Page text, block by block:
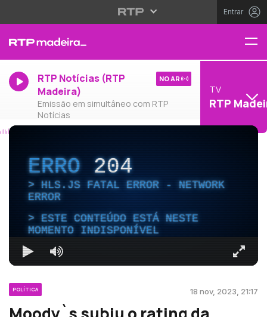
Entrar
RTP Notícias (RTP
Madeira)
Emissão em simultâneo com RTP
Notícias
NO AR
TV
RTP
ERRO204
HLS.JS FATAL ERROR - NETWORK
ERROR
ESTE CONTEÚDO ESTÁ NESTE
MOMENTO INDISPONÍVEL
POLÍTICA 18 nov, 2023, 21:17